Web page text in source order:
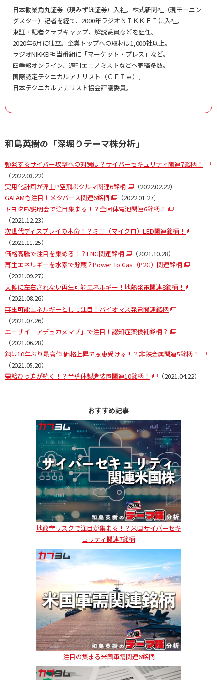
日本勧業角丸証券（現みずほ証券）入社。株式新聞社（現モーニン
グスター）記者を経て、2000年ラジオＮＩＫＫＥＩに入社。
東証・記者クラブキャップ、解説委員などを歴任。
2020年6月に独立。企業トップへの取材は1,000社以上。
ラジオNIKKEI担当番組に「マーケット・プレス」など。
四季報オンライン、週刊エコノミストなどへ寄稿多数。
国際認定テクニカルアナリスト（ＣＦＴｅ）。
日本テクニカルアナリスト協会評議委員。
和島英樹の「深堀りテーマ株分析」
頻発するサイバー攻撃への対策は？サイバーセキュリティ関連7銘柄！
（2022.03.22）
実用化計画が浮上!?空飛ぶクルマ関連6銘柄
（2022.02.22）
GAFAMも注目！メタバース関連6銘柄
（2022.01.27）
トヨタEV説明会で注目集まる！？全固体電池関連6銘柄！
（2021.12.23）
次世代ディスプレイの本命！？ミニ（マイクロ）LED関連銘柄！
（2021.11.25）
価格高騰で注目を集める！？LNG関連銘柄
（2021.10.28）
再生エネルギーを水素で貯蔵？Power To Gas（P2G）関連銘柄
（2021.09.27）
天候に左右されない再生可能エネルギー！地熱発電関連8銘柄！
（2021.08.26）
再生可能エネルギーとして注目！バイオマス発電関連銘柄
（2021.07.26）
エーザイ「アデュカヌマブ」で注目！認知症薬候補銘柄？
（2021.06.28）
銅は10年ぶり最高値 価格上昇で恩恵受ける！？非鉄金属関連5銘柄！
（2021.05.20）
需給ひっ迫が続く！？半導体製造装置関連10銘柄！
（2021.04.22）
おすすめ記事
地政学リスクで注目が集まる！？米国サイバーセキ
ュリティ関連7銘柄
注目の集まる米国軍需関連6銘柄